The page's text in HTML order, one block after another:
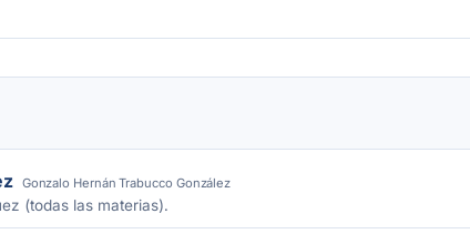
Gonzalo Hernán Trabucco González
(todas las materias).